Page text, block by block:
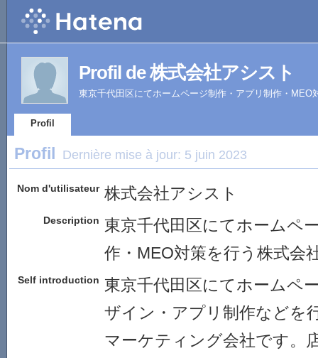
Profil de 株式会社アシスト
東京千代田区にてホームページ制作・アプリ制作・MEO
Profil
Profil Dernière mise à jour: 5 juin 2023
Nom d'utilisateur 株式会社アシスト
Description 東京千代田区にてホームペ
作・MEO対策を行う株式会
Self introduction 東京千代田区にてホームペ
ザイン・アプリ制作などを
マーケティング会社です。